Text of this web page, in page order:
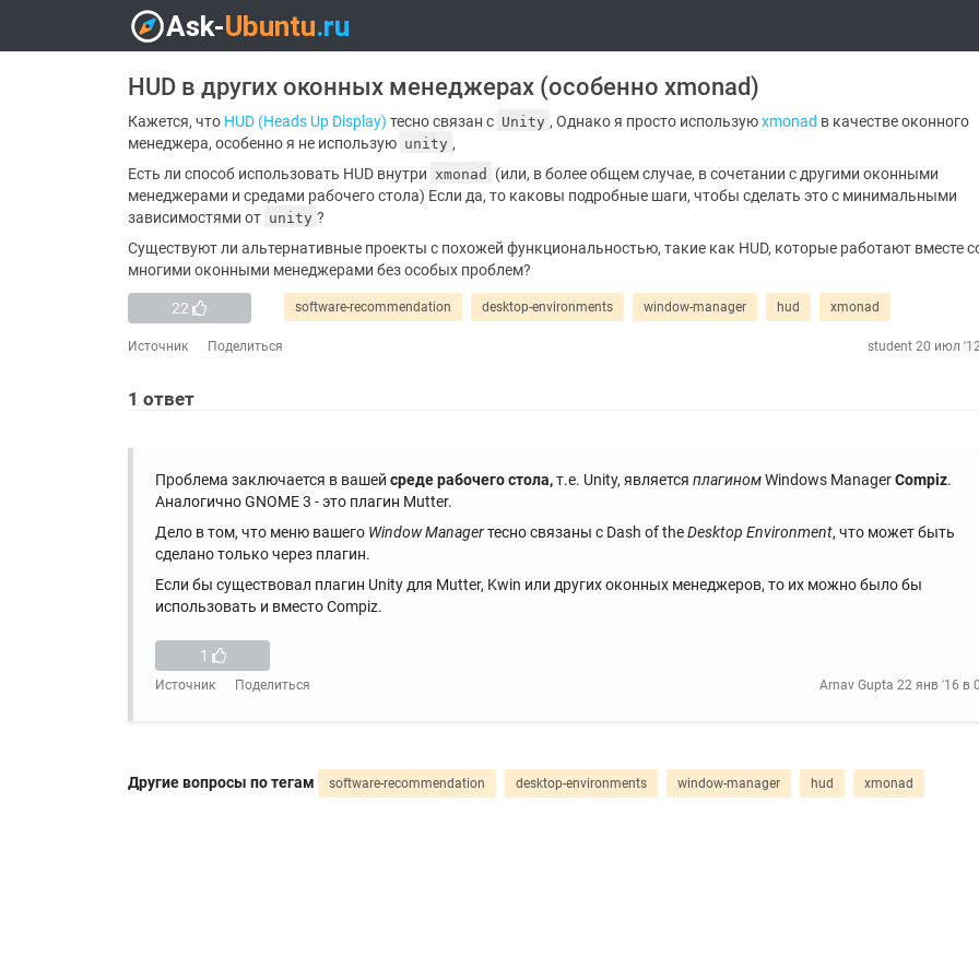
HUD в других оконных менеджерах (особенно xmonad)
Кажется, что HUD (Heads Up Display) тесно связан с Unity , Однако я просто используюxmonad в качестве оконного
менеджера, особенно я не использую unity ,
Есть ли способ использовать HUD внутри xmonad
(или, в более общем случае, в сочетании с другими оконными
менеджерами и средами рабочего стола) Если да, то каковы подробные шаги, чтобы сделать это с минимальными
зависимостями от unity ?
Существуют ли альтернативные проекты с похожей функциональностью, такие как HUD, которые работают вместе
многими оконными менеджерами без особых проблем?
22 software-recommendation desktop-environments window-manager hud xmonad
Источник Поделиться student 20 июл
1 ответ
Проблема заключается в вашей среде рабочего стола,т.е. Unity, является плагиномWindows ManagerCompiz.
Аналогично GNOME 3 - это плагин Mutter.
Дело в том, что меню вашего Window Managerтесно связаны с Dash of theDesktop Environment, что может быть
сделано только через плагин.
Если бы существовал плагин Unity для Mutter, Kwin или других оконных менеджеров, то их можно было бы
использовать и вместо Compiz.
1
Источник Поделиться Arnav Gupta 22 янв '16 в
Другие вопросы по тегам software-recommendation desktop-environments window-manager hud xmonad